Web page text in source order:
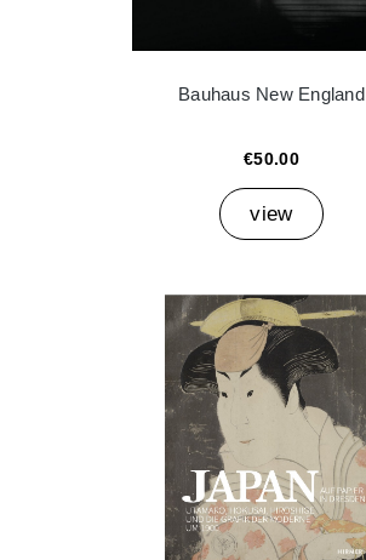
Bauhaus New England
€50.00
view